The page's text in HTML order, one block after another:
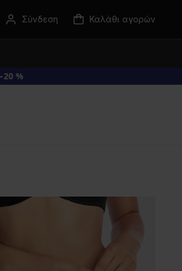
Σύνδεση Καλάθι αγορών
%